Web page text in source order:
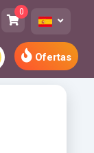
0
Ofertas